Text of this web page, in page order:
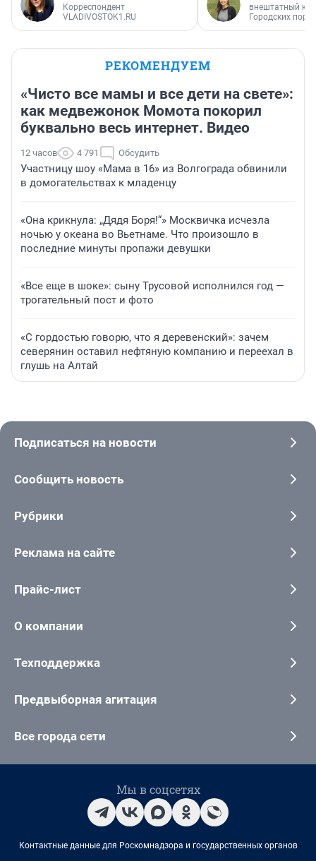
Корреспондент
VLADIVOSTOK1.RU
внештатный
Городских
РЕКОМЕНДУЕМ
«Чисто все мамы и все дети на свете»:
как медвежонок Момота покорил
буквально весь интернет. Видео
12 часов 4 791 Обсудить
Участницу шоу «Мама в 16» из Волгограда обвинили
в домогательствах к младенцу
«Она крикнула: „Дядя Боря!“» Москвичка исчезла
ночью у океана во Вьетнаме. Что произошло в
последние минуты пропажи девушки
«Все еще в шоке»: сыну Трусовой исполнился год —
трогательный пост и фото
«С гордостью говорю, что я деревенский»: зачем
северянин оставил нефтяную компанию и переехал в
глушь на Алтай
Подписаться на новости
Сообщить новость
Рубрики
Реклама на сайте
Прайс-лист
О компании
Техподдержка
Предвыборная агитация
Все города сети
Мы в соцсетях
Контактные данные для Роскомнадзора и государственных органов